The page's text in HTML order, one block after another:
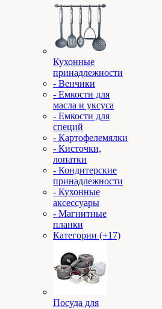
Кухонные
принадлежности
- Венчики
- Емкости для
масла и уксуса
- Емкости для
специй
- Картофелемялки
- Кисточки,
лопатки
- Кондитерские
принадлежности
- Кухонные
аксессуары
- Магнитные
планки
Категории (+17)
Посуда для